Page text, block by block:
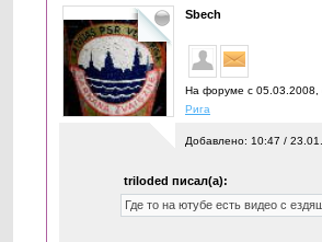
Sbech
На форуме с
Рига
Добавлено: 10:47 /
triloded писал(а):
Где то на ютубе есть видео с